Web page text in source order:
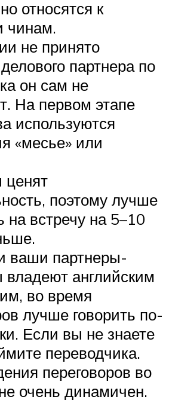
относятся к
чинам.
не принято
партнера по
он сам не
На первом этапе
используются
«месье» или
ценят
поэтому лучше
на встречу на 5–10
ваши партнеры-
английским
во время
лучше говорить по-
Если вы не знаете
переводчика.
переговоров во
очень динамичен.